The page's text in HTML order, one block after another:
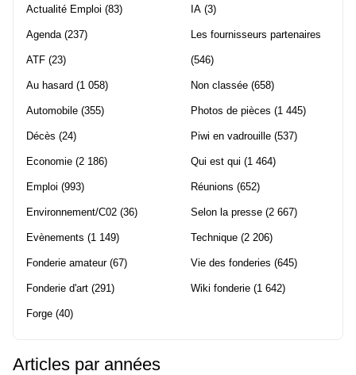
Actualité Emploi (83)
Agenda(237)
ATF (23)
Au hasard (1 058)
Automobile (355)
Décès (24)
Economie (2 186)
Emploi (993)
Environnement/C02 (36)
Evènements (1 149)
Fonderie amateur(67)
Fonderie d'art (291)
Forge (40)
IA (3)
Les fournisseurs partenaires
(546)
Non classée (658)
Photos de pièces (1 445)
Piwi en vadrouille (537)
Qui est qui (1 464)
Réunions (652)
Selon la presse (2 667)
Technique (2 206)
Vie des fonderies (645)
Wiki fonderie (1 642)
Articles par années